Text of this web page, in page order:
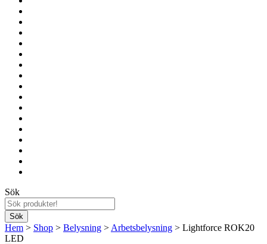
Sök
Hem > Shop > Belysning > Arbetsbelysning > Lightforce ROK20
LED